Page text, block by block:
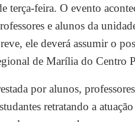
terça-feira. O evento
e alunos da
ele deverá assumir o
de Marília do Centro
por alunos,
retratando a